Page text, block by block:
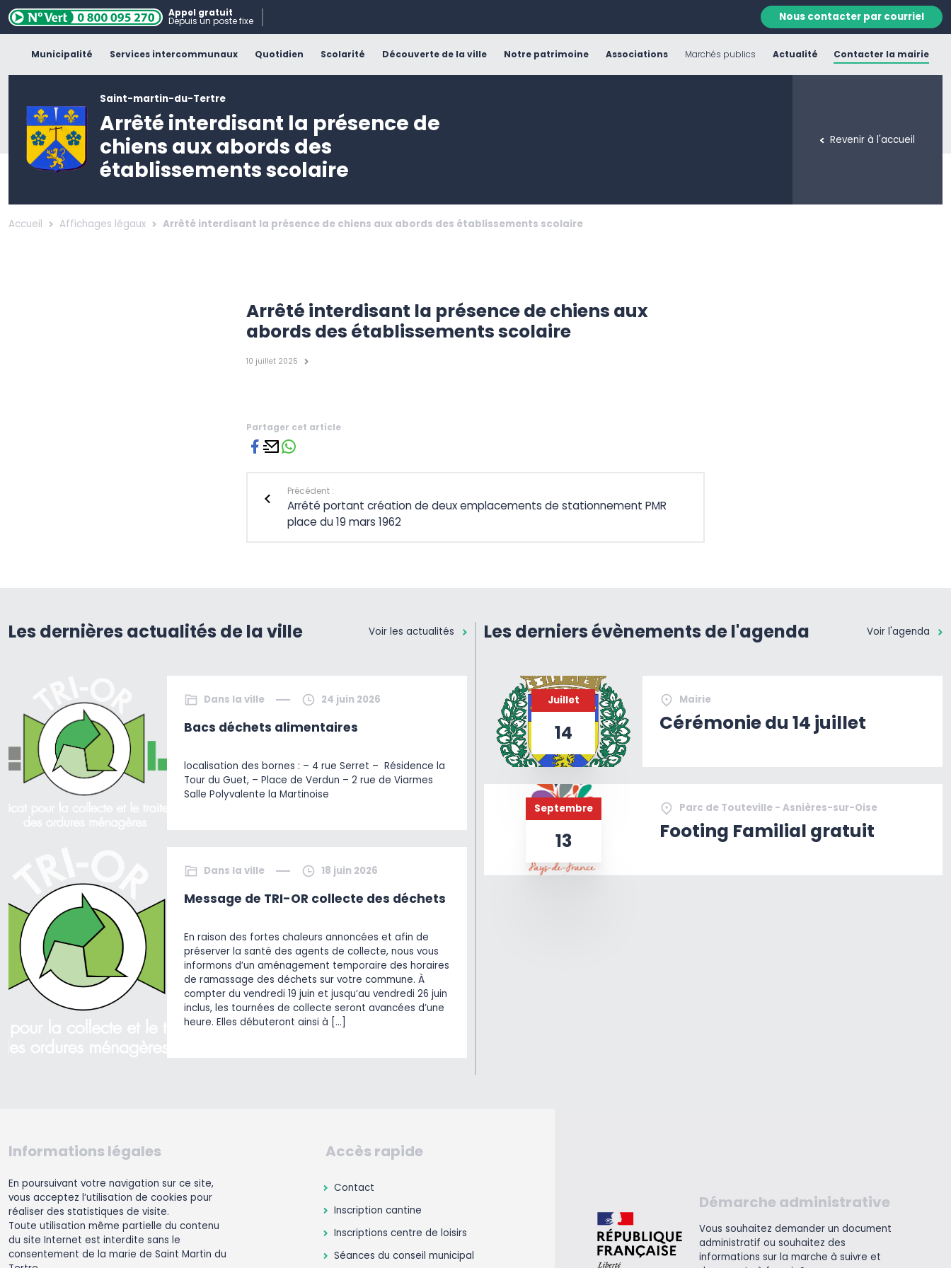
Appel gratuit
Depuis un poste fixe Nous contacter par courriel
Municipalité Services intercommunaux Quotidien Scolarité Découverte de la ville Notre patrimoine Associations Marchés publics Actualité Contacter la mairie
Saint-martin-du-Tertre
Arrêté interdisant la présence de
chiens aux abords des
établissements scolaire
Revenir à l'accueil
Accueil Affichages légaux Arrêté interdisant la présence de chiens aux abords des établissements scolaire
Arrêté interdisant la présence de chiens aux
abords des établissements scolaire
10 juillet 2025
Partager cet article
Précédent :
Arrêté portant création de deux emplacements de stationnement PMR
place du 19 mars 1962
Les dernières actualités de la ville Voir les actualités
Dans la ville 24 juin 2026
Bacs déchets alimentaires
localisation des bornes : – 4 rue Serret – Résidence la
Tour du Guet, – Place de Verdun – 2 rue de Viarmes
Salle Polyvalente la Martinoise
Dans la ville 18 juin 2026
Message de TRI-OR collecte des déchets
En raison des fortes chaleurs annoncées et afin de
préserver la santé des agents de collecte, nous vous
informons d’un aménagement temporaire des horaires
de ramassage des déchets sur votre commune. À
compter du vendredi 19 juin et jusqu’au vendredi 26 juin
inclus, les tournées de collecte seront avancées d’une
heure. Elles débuteront ainsi à […]
Les derniers évènements de l'agenda Voir l'agenda
Juillet
14
Mairie
Cérémonie du 14 juillet
Septembre
13
Parc de Touteville - Asnières-sur-Oise
Footing Familial gratuit
Informations légales
En poursuivant votre navigation sur ce site,
vous acceptez l’utilisation de cookies pour
réaliser des statistiques de visite.
Toute utilisation même partielle du contenu
du site Internet est interdite sans le
consentement de la marie de Saint Martin du
Accès rapide
Contact
Inscription cantine
Inscriptions centre de loisirs
Séances du conseil municipal
Démarche administrative
Vous souhaitez demander un document
administratif ou souhaitez des
informations sur la marche à suivre et